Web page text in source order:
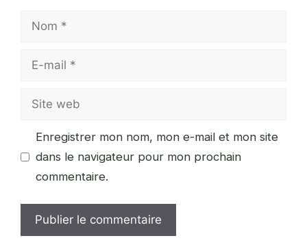
Nom
Site
Enregistrer mon nom, mon e-mail et mon site
dans le navigateur pour mon prochain
commentaire.